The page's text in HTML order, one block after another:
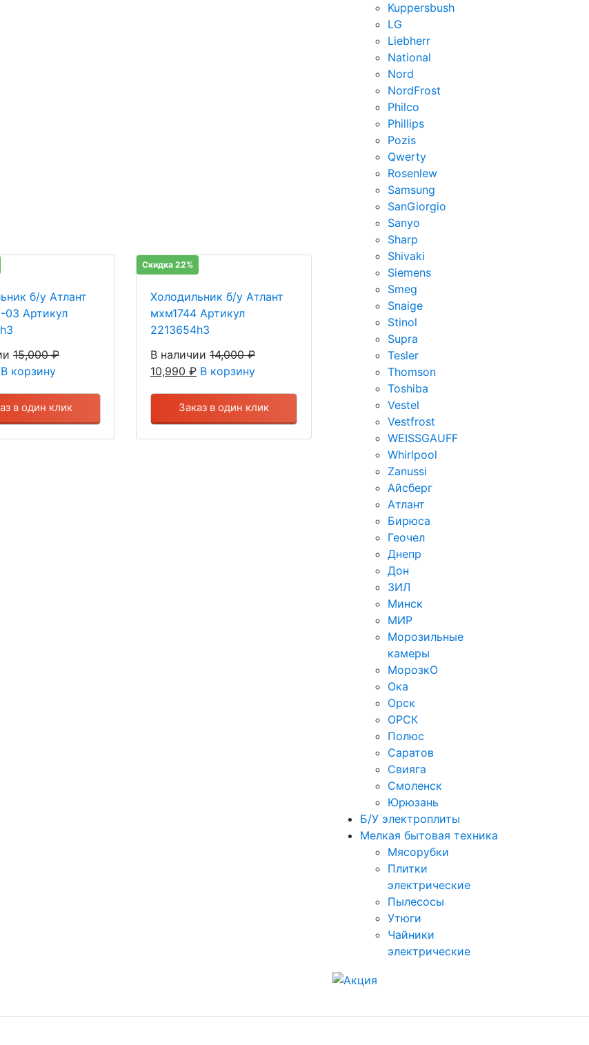
б/у Атлант
03 Артикул
15,000₽
В корзину
в один клик
Скидка 22%
Холодильник б/у Атлант
мхм1744 Артикул
2213654h3
В наличии 14,000₽
10,990 ₽ В корзину
Заказ в один клик
Kuppersbush
LG
Liebherr
National
Nord
NordFrost
Philco
Phillips
Pozis
Qwerty
Rosenlew
Samsung
SanGiorgio
Sanyo
Sharp
Shivaki
Siemens
Smeg
Snaige
Stinol
Supra
Tesler
Thomson
Toshiba
Vestel
Vestfrost
WEISSGAUFF
Whirlpool
Zanussi
Айсберг
Атлант
Бирюса
Геочел
Днепр
Дон
ЗИЛ
Минск
МИР
Морозильные
камеры
МорозкО
Ока
Орск
ОРСК
Полюс
Саратов
Свияга
Смоленск
Юрюзань
Б/У электроплиты
Мелкая бытовая техника
Мясорубки
Плитки
электрические
Пылесосы
Утюги
Чайники
электрические